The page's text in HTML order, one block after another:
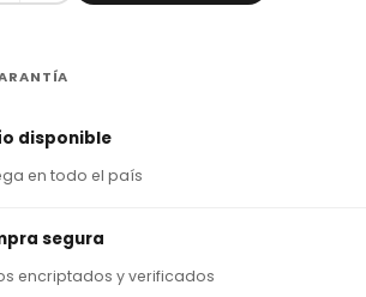
disponible
en todo el país
segura
encriptados y verificados